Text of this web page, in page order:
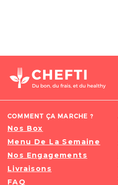
COMMENT ÇA MARCHE ?
Nos Box
Menu De La Semaine
Nos Engagements
Livraisons
FAQ